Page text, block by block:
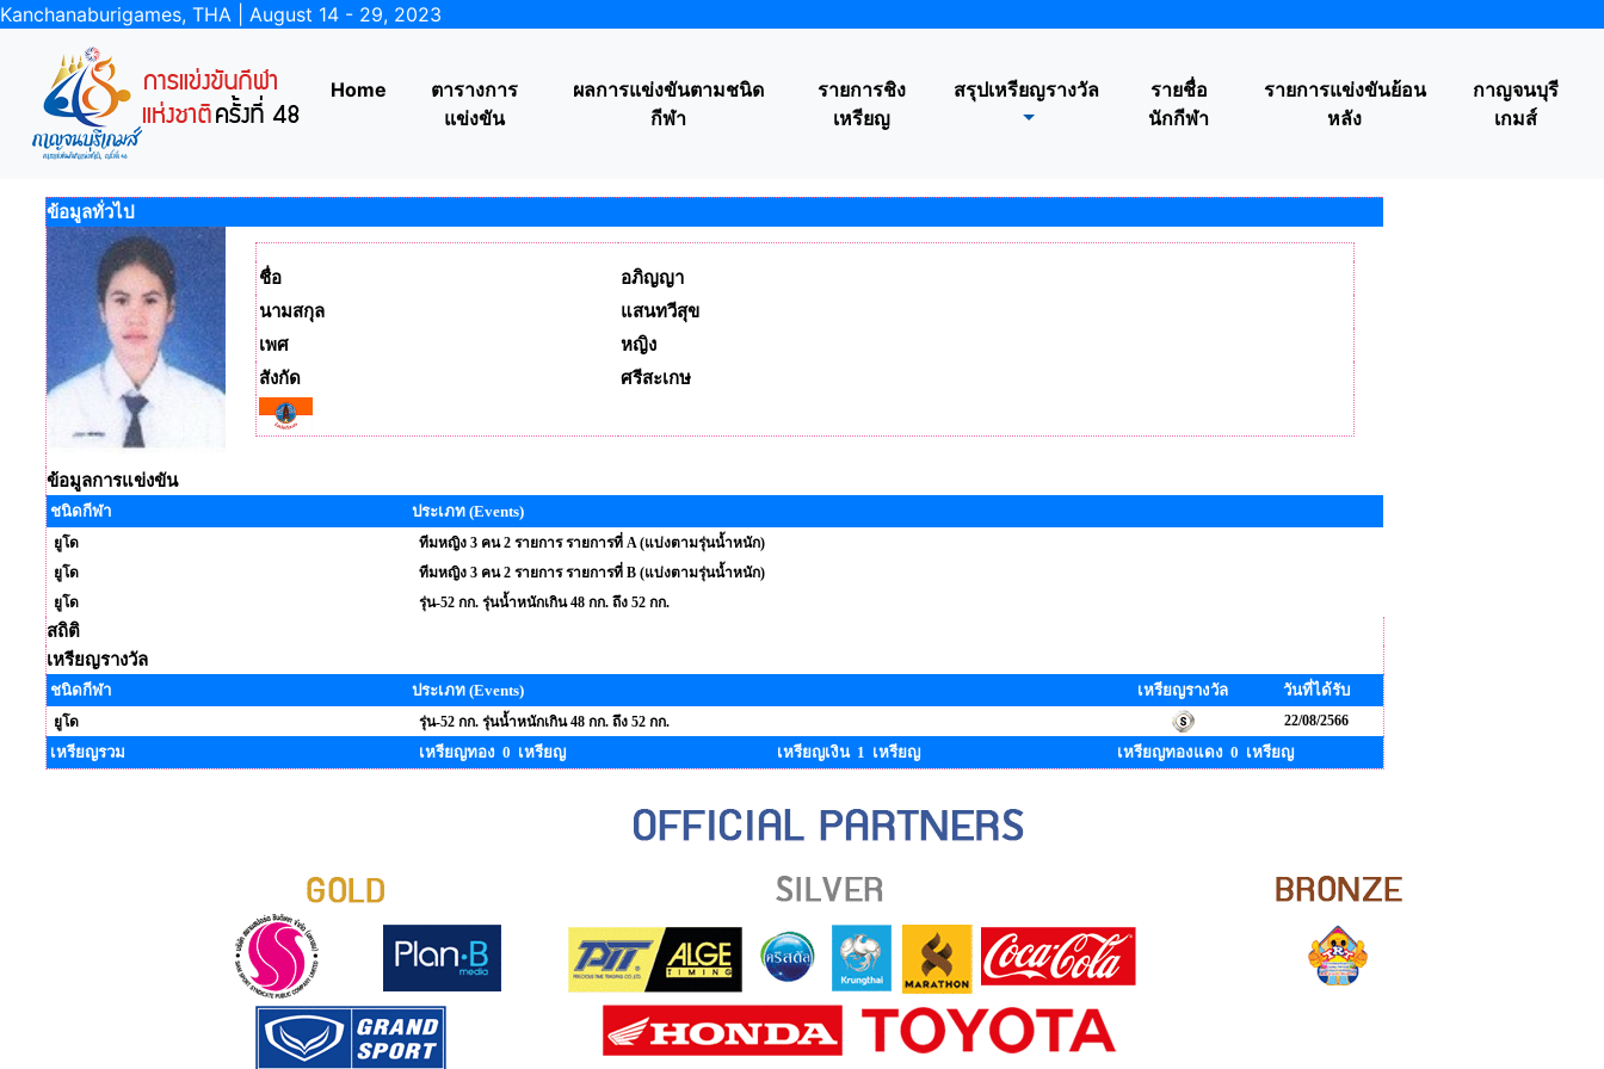
Kanchanaburigames, THA | August 14 - 29, 2023
Home
ตารางการ
แข่งขัน
ผลการแข่งขันตามชนิด
กีฬา
รายการชิง
เหรียญ
สรุปเหรียญรางวัล
รายชื่อ
นักกีฬา
รายการแข่งขันย้อน
หลัง
กาญจนบุรี
เกมส์
ข้อมูลทั่วไป
ชื่อ
อภิญญา
นามสกุล
แสนทวีสุข
เพศ
หญิง
สังกัด
ศรีสะเกษ
ข้อมูลการแข่งขัน
ชนิดกีฬา ประเภท (Events)
ยูโด
ทีมหญิง 3 คน 2 รายการ รายการที่ A (แบ่งตามรุ่นน้ำหนัก)
ยูโด
ทีมหญิง 3 คน 2 รายการ รายการที่ B (แบ่งตามรุ่นน้ำหนัก)
ยูโด
รุ่น-52 กก. รุ่นน้ำหนักเกิน 48 กก. ถึง 52 กก.
สถิติ
เหรียญรางวัล
ชนิดกีฬา ประเภท (Events) เหรียญรางวัล วันที่ได้รับ
ยูโด รุ่น-52 กก. รุ่นน้ำหนักเกิน 48 กก. ถึง 52 กก. 22/08/2566
เหรียญรวม เหรียญทอง 0 เหรียญ เหรียญเงิน 1 เหรียญ เหรียญทองแดง 0 เหรียญ